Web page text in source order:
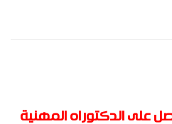
على الدكتوراه المهنية